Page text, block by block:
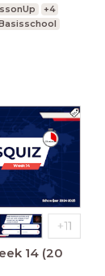
+4
14 (20